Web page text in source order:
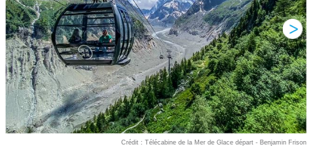
Crédit : Télécabine de la Mer de Glace départ - Benjamin Frison